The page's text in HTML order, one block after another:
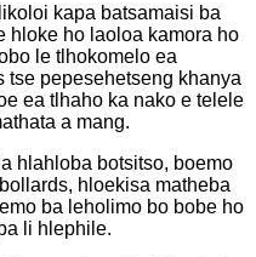
kapa batsamaisi ba
hloke ho laoloa kamora ho
le tlhokomelo ea
tse pepesehetseng khanya
ea tlhaho ka nako e telele
a mang.
hlahloba botsitso, boemo
hloekisa matheba
ba leholimo bo bobe ho
li hlephile.